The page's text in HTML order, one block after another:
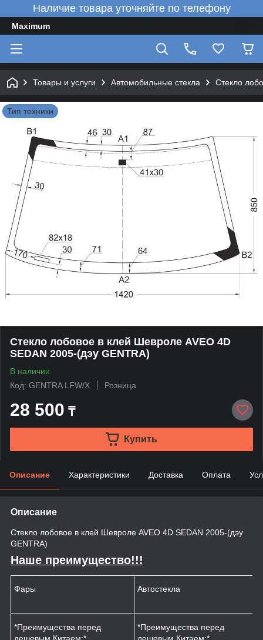
Наличие товара уточняйте по телефону
Maximum
Товары и услуги Автомобильные стекла Стекло
Тип техники
Стекло лобовое в клей Шевроле AVEO 4D
SEDAN 2005-(дэу GENTRA)
В наличии
Код: GENTRA LFW/X
Розница
28 500 ₸
Купить
Описание Характеристики Доставка Оплата
Описание
Стекло лобовое в клей Шевроле AVEO 4D SEDAN 2005-(дэу
GENTRA)
Наше преимущество!!!
Фары Автостекла
*Преимущества перед
*Преимущества перед